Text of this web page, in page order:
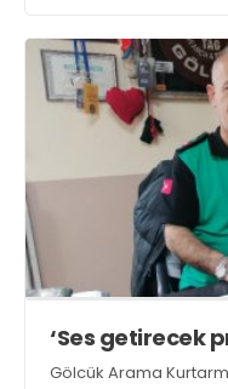
‘Ses getirecek
Gölcük Arama